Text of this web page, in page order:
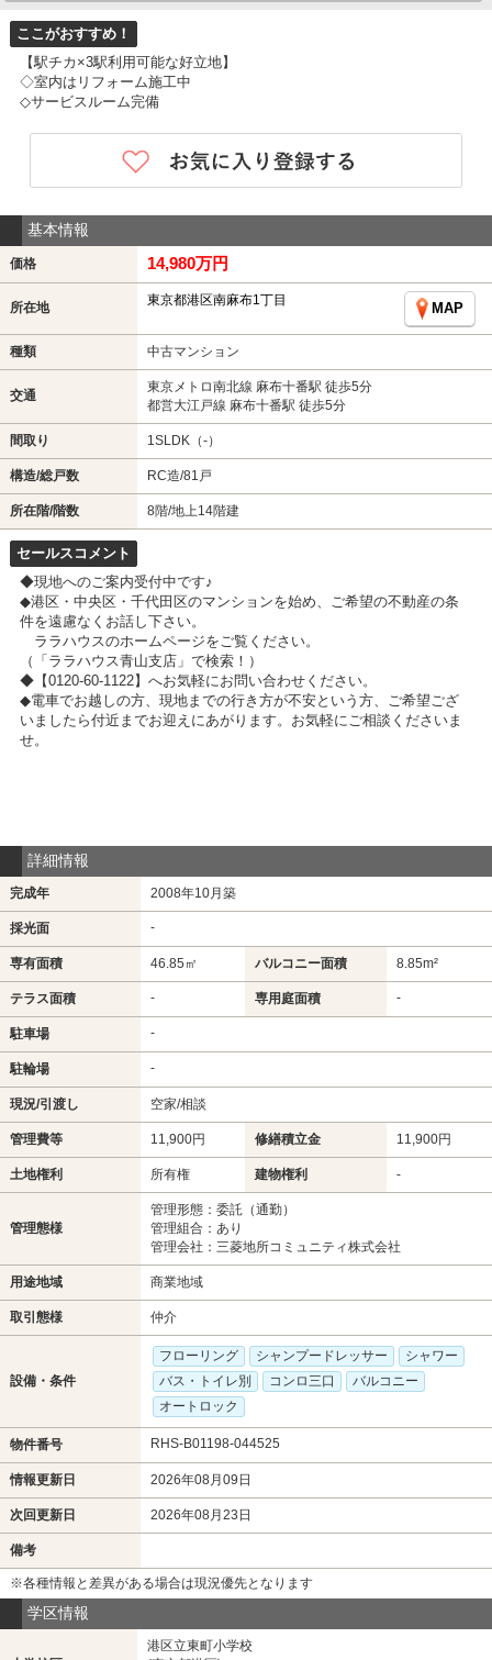
ここがおすすめ！
【駅チカ×3駅利用可能な好立地】
◇室内はリフォーム施工中
◇サービスルーム完備
基本情報
価格 14,980万円
所在地 東京都港区南麻布1丁目
MAP
種類 中古マンション
交通
東京メトロ南北線 麻布十番駅 徒歩5分
都営大江戸線 麻布十番駅 徒歩5分
間取り 1SLDK（-）
構造/総戸数 RC造/81戸
所在階/階数 8階/地上14階建
セールスコメント
◆現地へのご案内受付中です♪
◆港区・中央区・千代田区のマンションを始め、ご希望の不動産の条
件を遠慮なくお話し下さい。
ララハウスのホームページをご覧ください。
（「ララハウス青山支店」で検索！）
◆【0120-60-1122】へお気軽にお問い合わせください。
◆電車でお越しの方、現地までの行き方が不安という方、ご希望ござ
いましたら付近までお迎えにあがります。お気軽にご相談くださいま
せ。
詳細情報
完成年 2008年10月築
採光面 -
専有面積 46.85㎡ バルコニー面積 8.85m²
テラス面積 - 専用庭面積 -
駐車場 -
駐輪場 -
現況/引渡し 空家/相談
管理費等 11,900円 修繕積立金 11,900円
土地権利 所有権 建物権利 -
管理態様
管理形態：委託（通勤）
管理組合：あり
管理会社：三菱地所コミュニティ株式会社
用途地域 商業地域
取引態様 仲介
設備・条件
フローリング シャンプードレッサー
シャワー
バス・トイレ別
コンロ三口
バルコニー
オートロック
物件番号 RHS-B01198-044525
情報更新日 2026年08月09日
次回更新日 2026年08月23日
備考
※各種情報と差異がある場合は現況優先となります
学区情報
港区立東町小学校